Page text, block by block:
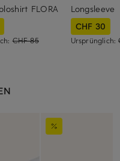
FLORA
CHF 85
Longsleeve
CHF 30
Ursprünglich: